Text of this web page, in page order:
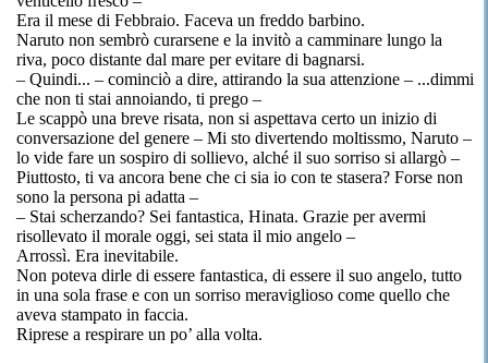
Era il mese di Febbraio. Faceva un freddo barbino.
Naruto non sembrò curarsene e la invitò a camminare lungo la
riva, poco distante dal mare per evitare di bagnarsi.
– Quindi... – cominciò a dire, attirando la sua attenzione – ...dimmi
che non ti stai annoiando, ti prego –
Le scappò una breve risata, non si aspettava certo un inizio di
conversazione del genere – Mi sto divertendo moltissmo, Naruto –
lo vide fare un sospiro di sollievo, alché il suo sorriso si allargò –
Piuttosto, ti va ancora bene che ci sia io con te stasera? Forse non
sono la persona pi adatta –
– Stai scherzando? Sei fantastica, Hinata. Grazie per avermi
risollevato il morale oggi, sei stata il mio angelo –
Arrossì. Era inevitabile.
Non poteva dirle di essere fantastica, di essere il suo angelo, tutto
in una sola frase e con un sorriso meraviglioso come quello che
aveva stampato in faccia.
Riprese a respirare un po’ alla volta.